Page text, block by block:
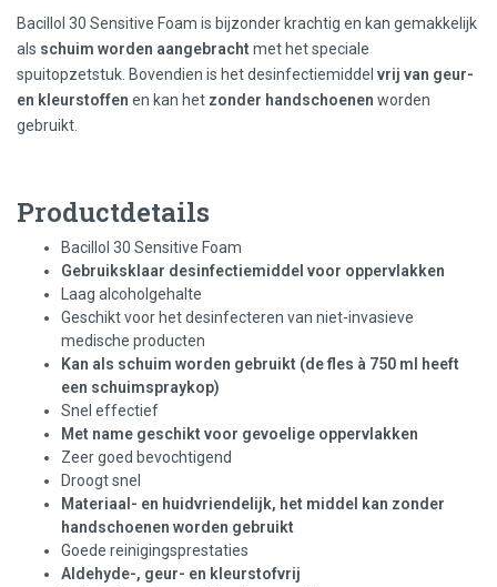
Bacillol 30 Sensitive Foam is bijzonder krachtig en kan gemakkelijk
als schuim worden aangebracht met het speciale
spuitopzetstuk. Bovendien is het desinfectiemiddel vrij van geur-
en kleurstoffen en kan het zonder handschoenen worden
gebruikt.
Productdetails
Bacillol 30 Sensitive Foam
Gebruiksklaar desinfectiemiddel voor oppervlakken
Laag alcoholgehalte
Geschikt voor het desinfecteren van niet-invasieve
medische producten
Kan als schuim worden gebruikt (de fles à 750 ml heeft
een schuimspraykop)
Snel effectief
Met name geschikt voor gevoelige oppervlakken
Zeer goed bevochtigend
Droogt snel
Materiaal- en huidvriendelijk, het middel kan zonder
handschoenen worden gebruikt
Goede reinigingsprestaties
Aldehyde-, geur- en kleurstofvrij